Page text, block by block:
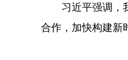
习近平强调，
合作，加快构建新